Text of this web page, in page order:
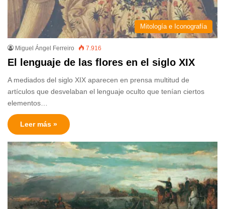
Mitología e Iconografía
Miguel Ángel Ferreiro 7.916
El lenguaje de las flores en el siglo XIX
A mediados del siglo XIX aparecen en prensa multitud de
artículos que desvelaban el lenguaje oculto que tenían ciertos
elementos…
Leer más »